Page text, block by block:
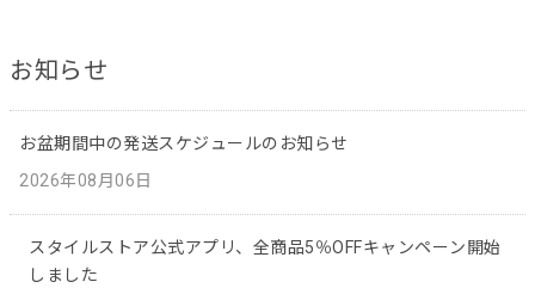
お知らせ
お盆期間中の発送スケジュールのお知らせ
2026年08月06日
スタイルストア公式アプリ、全商品5％OFFキャンペーン開始
しました